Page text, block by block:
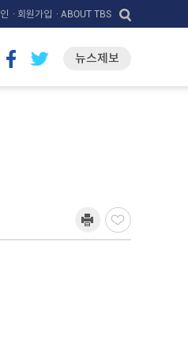
· 회원가입 · ABOUT TBS
뉴스제보